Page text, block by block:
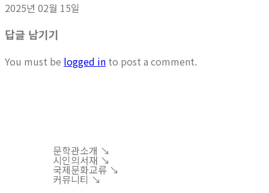
2025년 02월 15일
답글 남기기
You must be logged in to post a comment.
문학관소개 ↘︎
시인의서재 ↘︎
국제문화교류 ↘︎
커뮤니티 ↘︎